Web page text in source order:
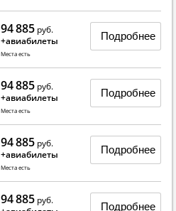
94 885 руб.
+авиабилеты
Места есть
Подробнее
94 885 руб.
+авиабилеты
Места есть
Подробнее
94 885 руб.
+авиабилеты
Места есть
Подробнее
94 885 руб.
Подробнее